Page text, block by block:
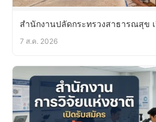
สำนักงานปลัดกระทรวงสาธารณสุข
7 ส.ค. 2026